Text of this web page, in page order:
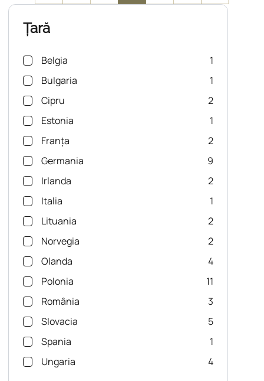
Țară
Belgia
1
Bulgaria
1
Cipru
2
Estonia
1
Franța
2
Germania
9
Irlanda
2
Italia
1
Lituania
2
Norvegia
2
Olanda
4
Polonia
11
România
3
Slovacia
5
Spania
1
Ungaria
4